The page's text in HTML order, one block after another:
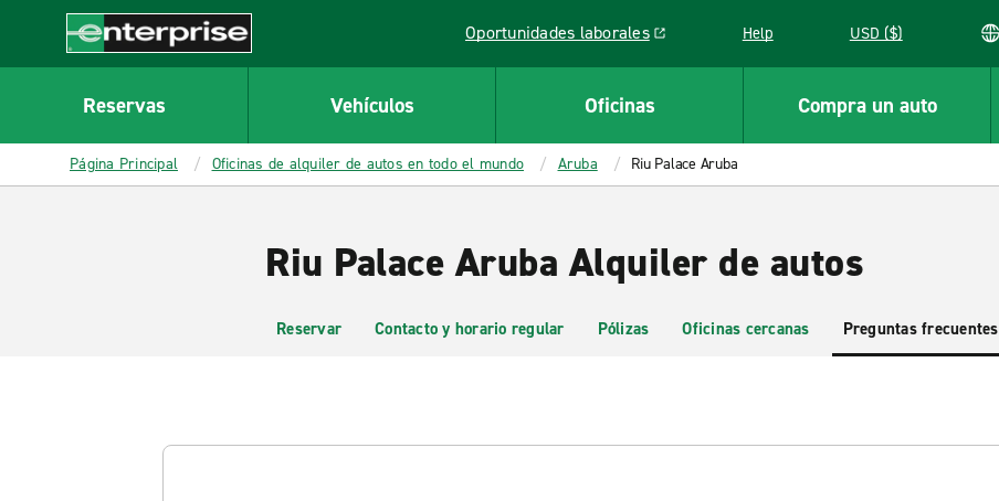
CONTENT
Enterprise
Oportunidades laborales
Link opens in a new window Help USD ($)
Reservas Vehículos Oficinas Compra un auto
Página Principal Oficinas de alquiler de autos en todo el mundo Aruba Riu Palace Aruba
Riu Palace Aruba Alquiler de autos
Reservar Contacto y horario regular Pólizas Oficinas cercanas Preguntas frecuentes